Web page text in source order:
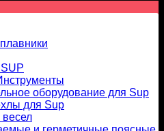
оборудование для Sup
для Sup